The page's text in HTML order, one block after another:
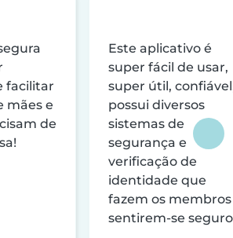
facilitar
mães e
de
Este aplicativo é
super fácil de usar,
super útil,
possui diversos
sistemas de
segurança e
verificação de
identidade que
fazem os membros
sentirem-se